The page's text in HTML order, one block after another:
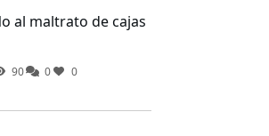
al maltrato de cajas
90 0 0